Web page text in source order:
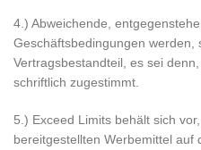
4.) Abweichende,
Geschäftsbedingungen werden,
Vertragsbestandteil, es sei
schriftlich zugestimmt.
5.) Exceed Limits behält sich
bereitgestellten Werbemittel auf